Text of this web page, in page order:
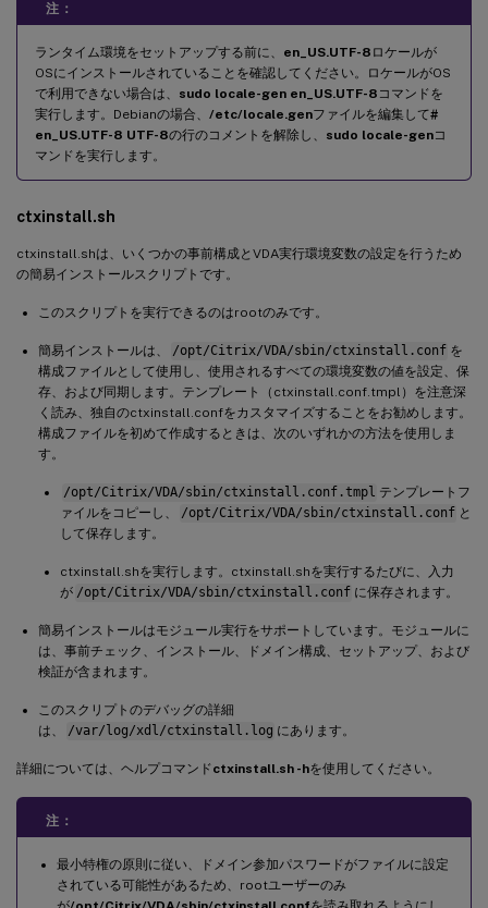
注：
ランタイム環境をセットアップする前に、 en_US.UTF-8 ロケールが
OSにインストールされていることを確認してください。ロケールがOS
で利用できない場合は、 sudo locale-gen en_US.UTF-8 コマンドを
実行します。Debianの場合、 /etc/locale.genファイルを編集して#
en_US.UTF-8 UTF-8の行のコメントを解除し、 sudo locale-genコ
マンドを実行します。
ctxinstall.sh
ctxinstall.shは、いくつかの事前構成とVDA実行環境変数の設定を行うため
の簡易インストールスクリプトです。
このスクリプトを実行できるのはrootのみです。
簡易インストールは、 /opt/Citrix/VDA/sbin/ctxinstall.conf を
構成ファイルとして使用し、使用されるすべての環境変数の値を設定、保
存、および同期します。テンプレート（ctxinstall.conf.tmpl）を注意深
く読み、独自のctxinstall.confをカスタマイズすることをお勧めします。
構成ファイルを初めて作成するときは、次のいずれかの方法を使用しま
す。
/opt/Citrix/VDA/sbin/ctxinstall.conf.tmpl テンプレートフ
ァイルをコピーし、
/opt/Citrix/VDA/sbin/ctxinstall.conf と
して保存します。
ctxinstall.shを実行します。ctxinstall.shを実行するたびに、入力
が /opt/Citrix/VDA/sbin/ctxinstall.conf に保存されます。
簡易インストールはモジュール実行をサポートしています。モジュールに
は、事前チェック、インストール、ドメイン構成、セットアップ、および
検証が含まれます。
このスクリプトのデバッグの詳細
は、
/var/log/xdl/ctxinstall.log にあります。
詳細については、ヘルプコマンドctxinstall.sh -hを使用してください。
注：
最小特権の原則に従い、ドメイン参加パスワードがファイルに設定
されている可能性があるため、rootユーザーのみ